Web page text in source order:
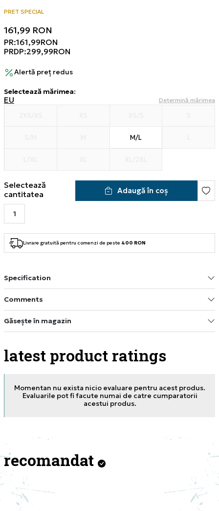
PRET SPECIAL
161,99 RON
PR:161,99RON
PRDP:299,99RON
Alertă preț redus
Selectează mărimea:
EU Determină mărimea
M/L
Selectează
cantitatea
Adaugă în coș
Livrare gratuită pentru comenzi de peste 400 RON
Specification
Comments
Găsește în magazin
latest product ratings
Momentan nu exista nicio evaluare pentru acest produs.
Evaluarile pot fi facute numai de catre cumparatorii
acestui produs.
recomandat